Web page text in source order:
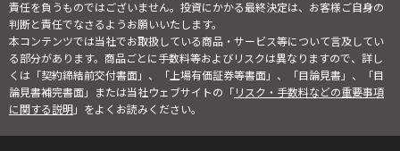
責任を負うものではございません。投資にかかる最終決定は、お客様ご自身の
判断と責任でなさるようお願いいたします。
本コンテンツでは当社でお取扱している商品・サービス等について言及してい
る部分があります。商品ごとに手数料等およびリスクは異なりますので、詳し
くは「契約締結前交付書面」、「上場有価証券等書面」、「目論見書」、「目
論見書補完書面」または当社ウェブサイトの「リスク・手数料などの重要事項
に関する説明」をよくお読みください。